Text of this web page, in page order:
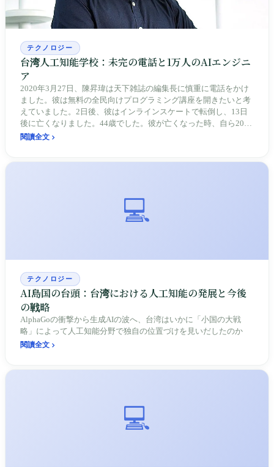
テクノロジー
台湾人工知能学校：未完の電話と1万人のAIエンジニ
ア
2020年3月27日、陳昇瑋は天下雑誌の編集長に慎重に電話をかけ
ました。彼は無料の全民向けプログラミング講座を開きたいと考
えていました。2日後、彼はインラインスケートで転倒し、13日
後に亡くなりました。44歳でした。彼が亡くなった時、自ら2018
年に創設した台湾人工知能学校（AIA）はすでに6,000人超を訓練
閱讀全文
💻
テクノロジー
AI島国の台頭：台湾における人工知能の発展と今後
の戦略
AlphaGoの衝撃から生成AIの波へ、台湾はいかに「小国の大戦
略」によって人工知能分野で独自の位置づけを見いだしたのか
閱讀全文
💻